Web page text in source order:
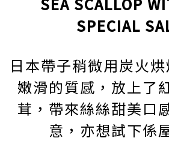
SPECIAL
日本帶子稍微用炭火
嫩滑的質感，放上了
茸，帶來絲絲甜美口
意，亦想試下係